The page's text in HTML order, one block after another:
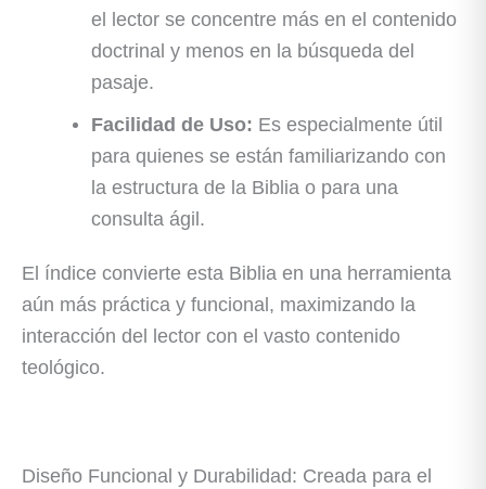
el lector se concentre más en el contenido
doctrinal y menos en la búsqueda del
pasaje.
Facilidad de Uso: Es especialmente útil
para quienes se están familiarizando con
la estructura de la Biblia o para una
consulta ágil.
El índice convierte esta Biblia en una herramienta
aún más práctica y funcional, maximizando la
interacción del lector con el vasto contenido
teológico.
Diseño Funcional y Durabilidad: Creada para el